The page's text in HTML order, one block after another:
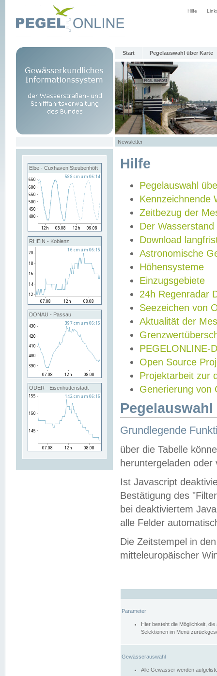
Hilfe
Start Pegelauswahl über Karte
Newsletter
Elbe - Cuxhaven Steubenhöft
RHEIN - Koblenz
DONAU - Passau
ODER - Eisenhüttenstadt
Hilfe
Pegelauswahl
Kennzeichnende
Zeitbezug der
Der Wasserstand
Download
Astronomische
Höhensysteme
Einzugsgebiete
24h Regenradar
Seezeichen von
Aktualität der
PEGELONLINE-
Open Source
Projektarbeit zur
Generierung von
Grundlegende
über die Tabelle
heruntergeladen oder
Ist Javascript
Bestätigung des
bei deaktiviertem
alle Felder
Die Zeitstempel in
mitteleuropäischer
Parameter
Hier besteht die Möglichkeit,
Selektionen im Menü
Gewässerauswahl
Alle Gewässer werden